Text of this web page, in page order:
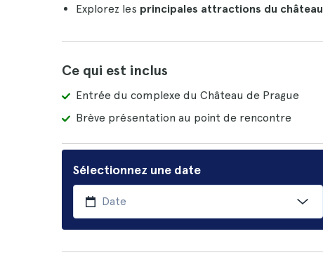
Explorez les principales attractions du château
Ce qui est inclus
Entrée du complexe du Château de Prague
Brève présentation au point de rencontre
Sélectionnez une date